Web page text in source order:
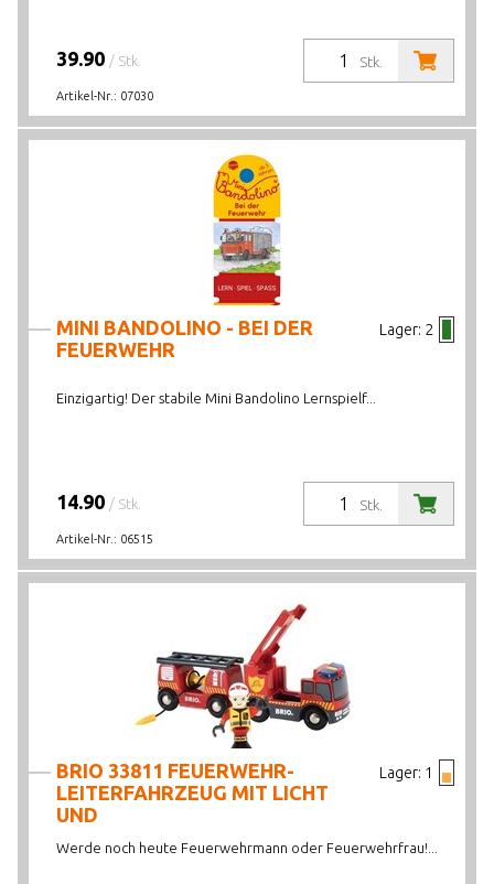
Stk.
39.90 / Stk.
Artikel-Nr.: 07030
Lager: 2
MINI BANDOLINO - BEI DER
FEUERWEHR
Einzigartig! Der stabile Mini Bandolino Lernspielf...
Stk.
14.90 / Stk.
Artikel-Nr.: 06515
Lager: 1
BRIO 33811 FEUERWEHR-
LEITERFAHRZEUG MIT LICHT
UND
Werde noch heute Feuerwehrmann oder Feuerwehrfrau!...